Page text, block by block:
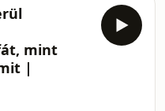
eljárásokat
léteznek
a világban
ám
még mindig
mint
|